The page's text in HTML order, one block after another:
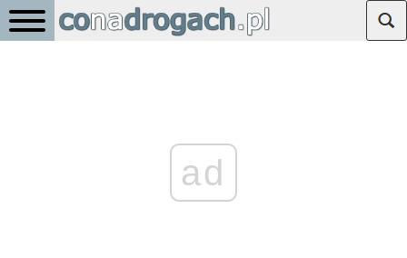
ad